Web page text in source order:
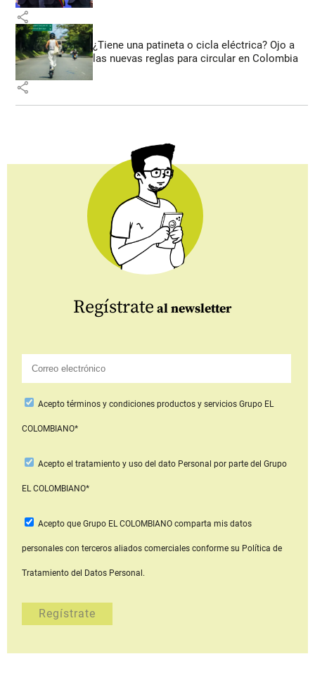
share
¿Tiene una patineta o cicla eléctrica? Ojo a
las nuevas reglas para circular en Colombia
share
Regístrate al newsletter
Aceptotérminos y condiciones productos y serviciosGrupo EL
COLOMBIANO*
Acepto el tratamiento y uso del dato Personal por parte del Grupo
EL COLOMBIANO*
Acepto que Grupo EL COLOMBIANOcomparta mis datos
personales con terceros aliados comerciales conforme su Política de
Tratamiento del Datos Personal.